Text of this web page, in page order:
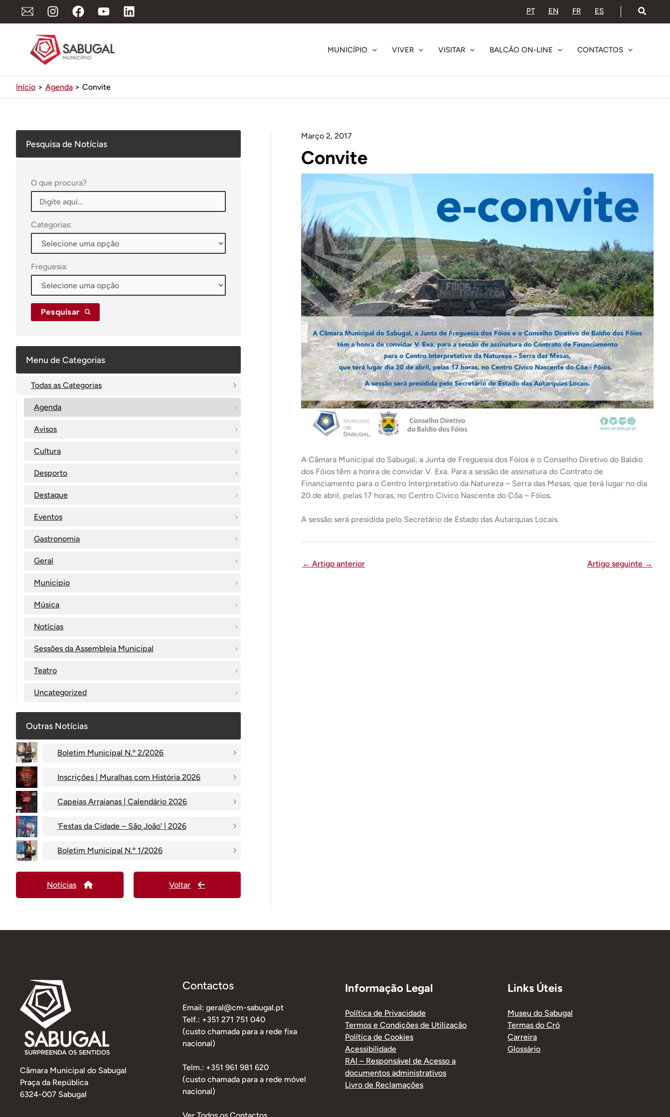
PT EN FR ES
MUNICÍPIO VIVER VISITAR BALCÃO ON-LINE CONTACTOS
Início Agenda Convite
Pesquisa de Notícias
O que procura?
Categorias:
Freguesia:
Pesquisar
Menu de Categorias
Todas as Categorias
Agenda
Avisos
Cultura
Desporto
Destaque
Eventos
Gastronomia
Geral
Municipio
Música
Notícias
Sessões da Assembleia Municipal
Teatro
Uncategorized
Outras Notícias
Boletim Municipal N.º 2/2026
Inscrições | Muralhas com História 2026
Capeias Arraianas | Calendário 2026
'Festas da Cidade – São João' | 2026
Boletim Municipal N.º 1/2026
Notícias Voltar
Março 2, 2017
Convite
A Câmara Municipal do Sabugal, a Junta de Freguesia dos Fóios e o Conselho Diretivo do Baldio
dos Fóios têm a honra de convidar V. Exa. Para a sessão de assinatura do Contrato de
Financiamento para o Centro Interpretativo da Natureza – Serra das Mesas, que terá lugar no dia
20 de abril, pelas 17 horas, no Centro Cívico Nascente do Côa – Fóios.
A sessão será presidida pelo Secretário de Estado das Autarquias Locais.
← Artigo anterior Artigo seguinte →
Câmara Municipal do Sabugal
Praça da República
6324-007 Sabugal
Contactos
Email: geral@cm-sabugal.pt
Telf.: +351 271 751 040
(custo chamada para a rede fixa
nacional)
Telm.: +351 961 981 620
(custo chamada para a rede móvel
nacional)
Informação Legal
Política de Privacidade
Termos e Condições de Utilização
Política de Cookies
Acessibilidade
RAI – Responsável de Acesso a
documentos administrativos
Livro de Reclamações
Links Úteis
Museu do Sabugal
Termas do Cró
Carreira
Glossário